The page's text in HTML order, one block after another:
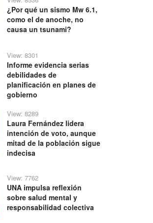
¿Por qué un sismo Mw 6.1,
como el de anoche, no
causa un tsunami?
View: 8301
Informe evidencia serias
debilidades de
planificación en planes de
gobierno
View: 8289
Laura Fernández lidera
intención de voto, aunque
mitad de la población sigue
indecisa
View: 7762
UNA impulsa reflexión
sobre salud mental y
responsabilidad colectiva